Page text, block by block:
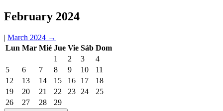
February 2024
| March 2024 →
Lun Mar Mié Jue Vie Sáb Dom
1
2 3
4
5
6 7 8 9 10
11
12
13 14 15 16 17
18
19
20 21 22 23 24
25
26
27 28 29